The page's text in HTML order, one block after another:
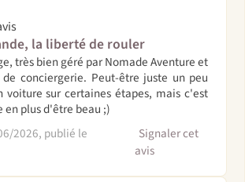
la liberté de rouler
très bien géré par Nomade Aventure et
conciergerie. Peut-être juste un peu
sur certaines étapes, mais c'est
en plus d'être beau ;)
2026, publié le
Signaler cet
avis